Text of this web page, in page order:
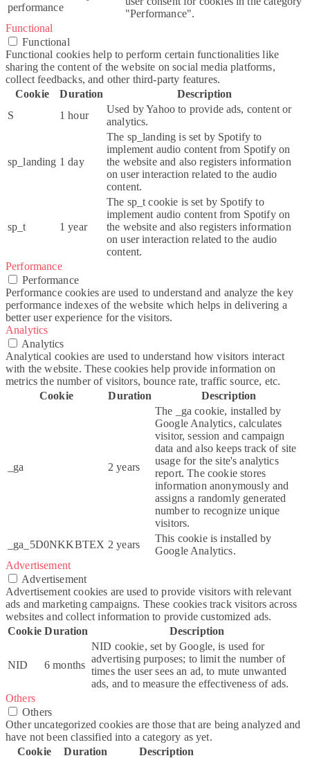
performance
"Performance".
Functional
Functional
Functional cookies help to perform certain functionalities like
sharing the content of the website on social media platforms,
collect feedbacks, and other third-party features.
Cookie
Duration
Description
S
1 hour
Used by Yahoo to provide ads, content or
analytics.
sp_landing 1 day
The sp_landing is set by Spotify to
implement audio content from Spotify on
the website and also registers information
on user interaction related to the audio
content.
sp_t 1 year
The sp_t cookie is set by Spotify to
implement audio content from Spotify on
the website and also registers information
on user interaction related to the audio
content.
Performance
Performance
Performance cookies are used to understand and analyze the key
performance indexes of the website which helps in delivering a
better user experience for the visitors.
Analytics
Analytics
Analytical cookies are used to understand how visitors interact
with the website. These cookies help provide information on
metrics the number of visitors, bounce rate, traffic source, etc.
Cookie
Duration Description
_ga 2 years
The _ga cookie, installed by
Google Analytics, calculates
visitor, session and campaign
data and also keeps track of site
usage for the site's analytics
report. The cookie stores
information anonymously and
assigns a randomly generated
number to recognize unique
visitors.
_ga_5D0NKKBTEX 2 years
This cookie is installed by
Google Analytics.
Advertisement
Advertisement
Advertisement cookies are used to provide visitors with relevant
ads and marketing campaigns. These cookies track visitors across
websites and collect information to provide customized ads.
Cookie Duration Description
NID 6 months
NID cookie, set by Google, is used for
advertising purposes; to limit the number of
times the user sees an ad, to mute unwanted
ads, and to measure the effectiveness of ads.
Others
Others
Other uncategorized cookies are those that are being analyzed and
have not been classified into a category as yet.
Cookie
Duration Description